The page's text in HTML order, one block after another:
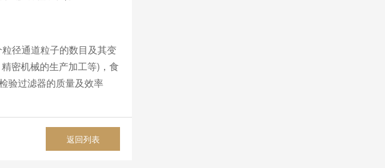
径通道粒子的数目及其变
密机械的生产加工等)，食
验过滤器的质量及效率
返回列表